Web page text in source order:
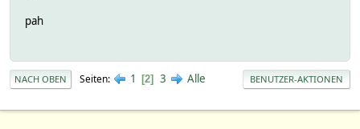
pah
NACH OBEN Seiten 1 2 3 Alle BENUTZER-AKTIONEN